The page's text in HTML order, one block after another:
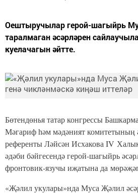
Оештыручылар герой-шагыйрь
таралмаган әсәрләрен
куелачагын әйтте.
Бөтендөнья татар конгрессы
Мәгариф һәм мәдәният комитетының
референты Ләйсән Исхакова IV
әдәби бәйгесендә герой-шагыйрь
фронтовик-язучы иҗатына да
«Җәлил укулары»нда Муса Җәлил